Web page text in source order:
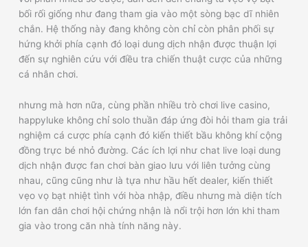
bối rối giống như đang tham gia vào một sòng bạc dĩ nhiên
chắn. Hệ thống này đang không còn chỉ còn phân phối sự
hứng khởi phía cạnh đó loại dung dịch nhận được thuận lợi
đến sự nghiên cứu với điều tra chiến thuật cược của những
cá nhân chơi.
nhưng mà hơn nữa, cùng phần nhiều trò chơi live casino,
happyluke không chỉ solo thuần đáp ứng đòi hỏi tham gia trải
nghiệm cá cược phía cạnh đó kiến thiết bầu không khí cộng
đồng trực bé nhỏ đường. Các ích lợi như chat live loại dung
dịch nhận được fan chơi bàn giao lưu với liên tưởng cùng
nhau, cũng cũng như là tựa như hầu hết dealer, kiến thiết
vẹo vọ bạt nhiệt tình với hòa nhập, điều nhưng mà diện tích
lớn fan dân chơi hội chứng nhận là nổi trội hơn lớn khi tham
gia vào trong căn nhà tính năng này.